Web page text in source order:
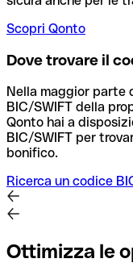
Scopri Qonto
Dove trovare il
Nella maggior parte
BIC/SWIFT della
Qonto hai a
BIC/SWIFT per
bonifico.
Ricerca un codice
Ottimizza le